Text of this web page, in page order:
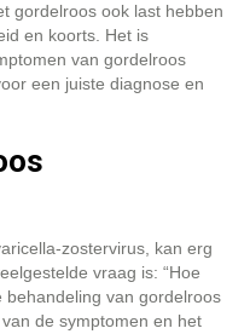
gordelroos ook last hebben
en koorts. Het is
van gordelroos
een juiste diagnose en
zostervirus, kan erg
vraag is: “Hoe
behandeling van gordelroos
de symptomen en het